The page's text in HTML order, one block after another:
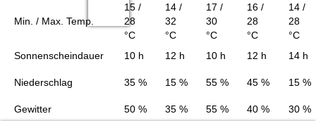
Min. / Max. Temp.
15 /
28
°C
14 /
32
°C
17 /
30
°C
16 /
28
°C
14 /
28
°C
Sonnenscheindauer
10 h 12 h 10 h 12 h 14 h
Niederschlag 35 % 15 % 55 % 45 % 15 %
Gewitter 50 % 35 % 55 % 40 % 30 %